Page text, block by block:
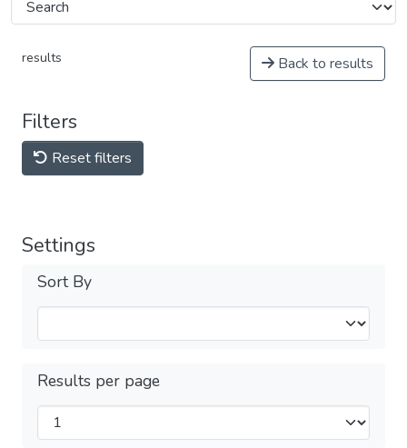
results Back to results
Filters
Reset filters
Settings
Sort By
Results per page